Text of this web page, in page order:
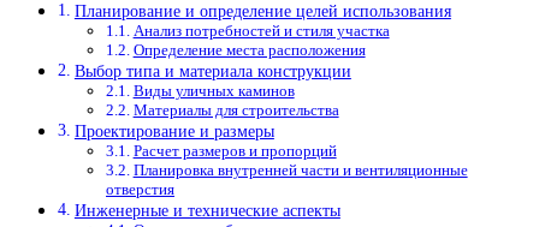
Планирование и определение целей использования
Анализ потребностей и стиля участка
Определение места расположения
Выбор типа и материала конструкции
Виды уличных каминов
Материалы для строительства
Проектирование и размеры
Расчет размеров и пропорций
Планировка внутренней части и вентиляционные
отверстия
Инженерные и технические аспекты